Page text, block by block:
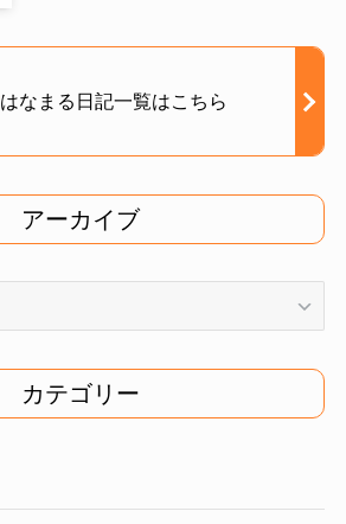
はなまる日記一覧はこちら
アーカイブ
カテゴリー